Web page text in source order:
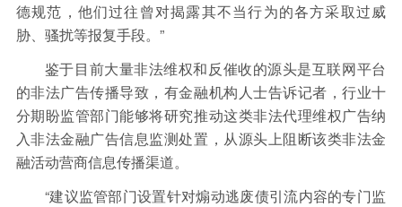
德规范，他们过往曾对揭露其不当行为的各方采取过威
胁、骚扰等报复手段。”
鉴于目前大量非法维权和反催收的源头是互联网平台
的非法广告传播导致，有金融机构人士告诉记者，行业十
分期盼监管部门能够将研究推动这类非法代理维权广告纳
入非法金融广告信息监测处置，从源头上阻断该类非法金
融活动营商信息传播渠道。
“建议监管部门设置针对煽动逃废债引流内容的专门监